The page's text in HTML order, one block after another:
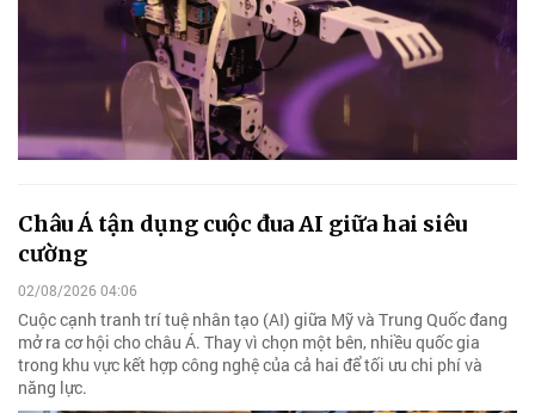
Châu Á tận dụng cuộc đua AI giữa hai siêu
cường
02/08/2026 04:06
Cuộc cạnh tranh trí tuệ nhân tạo (AI) giữa Mỹ và Trung Quốc đang
mở ra cơ hội cho châu Á. Thay vì chọn một bên, nhiều quốc gia
trong khu vực kết hợp công nghệ của cả hai để tối ưu chi phí và
năng lực.